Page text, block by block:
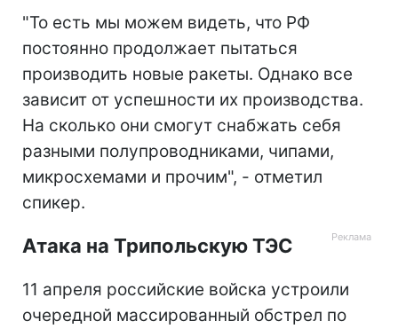
"То есть мы можем видеть, что РФ
постоянно продолжает пытаться
производить новые ракеты. Однако все
зависит от успешности их производства.
На сколько они смогут снабжать себя
разными полупроводниками, чипами,
микросхемами и прочим", - отметил
спикер.
Атака на Трипольскую ТЭС
11 апреля российские войска устроили
очередной массированный обстрел по